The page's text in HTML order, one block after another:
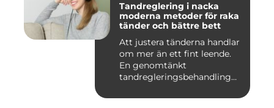
Tandreglering i nacka
moderna metoder för raka
tänder och bättre bett
Att justera tänderna handlar
om mer än ett fint leende.
En genomtänkt
tandregleringsbehandling